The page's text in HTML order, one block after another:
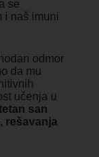
se
i naš imuni
odmor
da mu
učenja u
san
rešavanja